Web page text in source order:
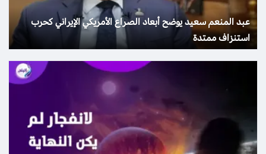
عبد المنعم سعيد يوضح أبعاد الصراع الأمريكي الإيراني كحرب
استنزاف ممتدة